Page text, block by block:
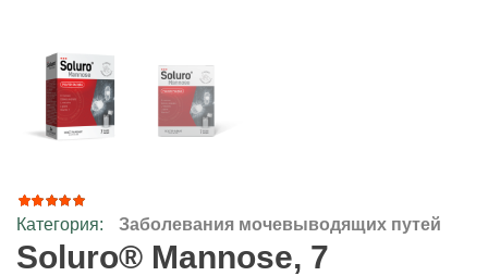
Рейтинг
4.75из
5 на
28
Категория: Заболевания мочевыводящих путей
Soluro® Mannose, 7